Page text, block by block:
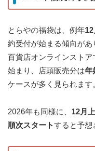
とらやの福袋は、例年
約受付が始まる傾向があ
百貨店オンラインストア
始まり、店頭販売分は年
ケースが多く見られます
2026年も同様に、 12月
順次スタートすると予想